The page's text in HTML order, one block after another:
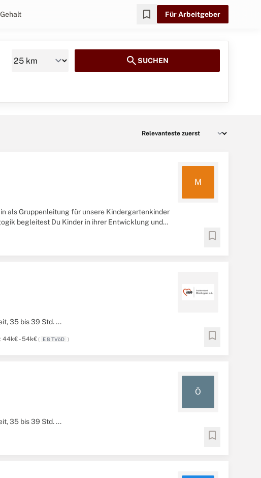
Gehalt bookmark Für Arbeitgeber
searchSUCHEN
M
als Gruppenleitung für unsere Kindergartenkinder
begleitest Du Kinder in ihrer Entwicklung und
bookmark
35 bis 39 Std. ...
44k€ - 54k€( E 8 TVöD ) bookmark
Ö
35 bis 39 Std. ...
bookmark